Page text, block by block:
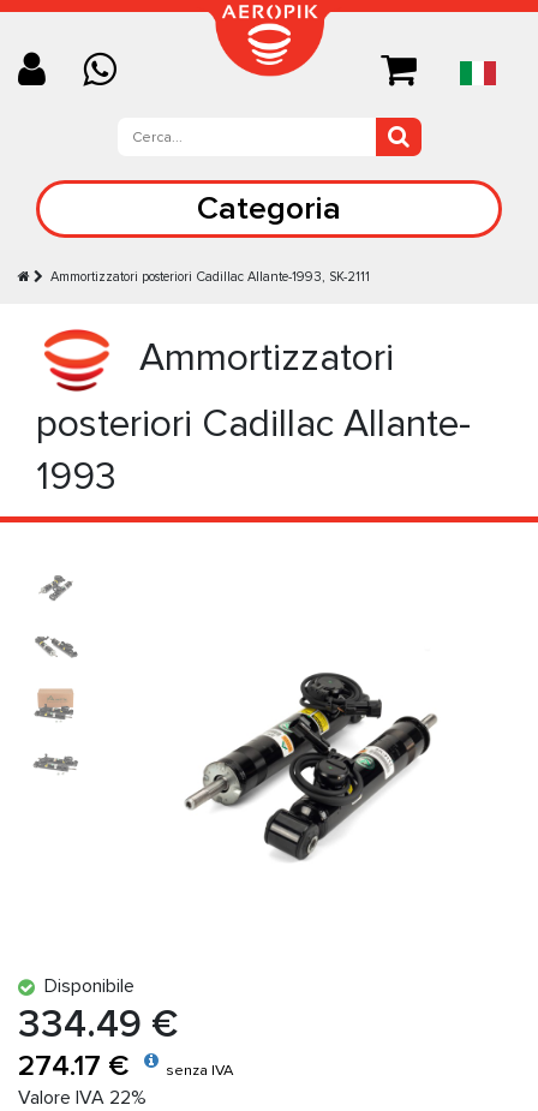
Categoria
Ammortizzatori posteriori Cadillac Allante-1993, SK-2111
Ammortizzatori
posteriori Cadillac Allante-
1993
Disponibile
334.49 €
274.17 € senza IVA
Valore IVA 22%